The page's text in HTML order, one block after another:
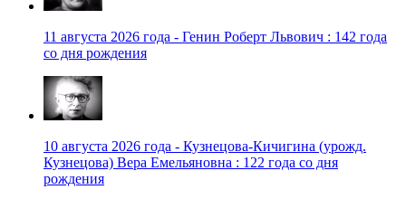
11 августа 2026 года - Генин Роберт Львович : 142 года
со дня рождения
10 августа 2026 года - Кузнецова-Кичигина (урожд.
Кузнецова) Вера Емельяновна : 122 года со дня
рождения